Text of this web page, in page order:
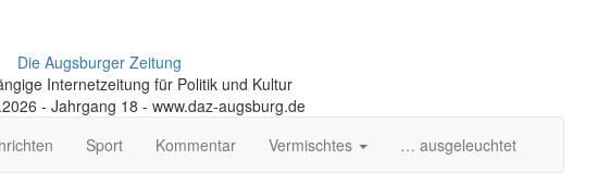
Die Augsburger Zeitung
Internetzeitung für Politik und Kultur
- Jahrgang 18 - www.daz-augsburg.de
Sport Kommentar Vermischtes … ausgeleuchtet